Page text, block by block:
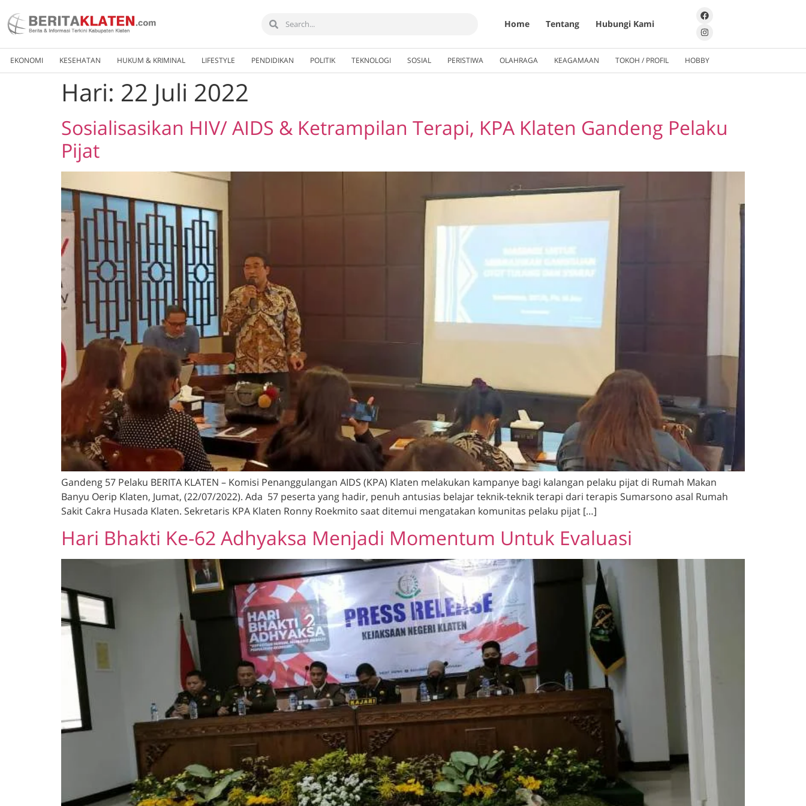
Home Tentang Hubungi Kami
EKONOMI KESEHATAN HUKUM & KRIMINAL LIFESTYLE PENDIDIKAN POLITIK TEKNOLOGI SOSIAL PERISTIWA OLAHRAGA KEAGAMAAN TOKOH / PROFIL HOBBY
Hari: 22 Juli 2022
Sosialisasikan HIV/ AIDS & Ketrampilan Terapi, KPA Klaten Gandeng Pelaku
Pijat
Gandeng 57 Pelaku BERITA KLATEN – Komisi Penanggulangan AIDS (KPA) Klaten melakukan kampanye bagi kalangan pelaku pijat di Rumah Makan
Banyu Oerip Klaten, Jumat, (22/07/2022). Ada 57 peserta yang hadir, penuh antusias belajar teknik-teknik terapi dari terapis Sumarsono asal Rumah
Sakit Cakra Husada Klaten. Sekretaris KPA Klaten Ronny Roekmito saat ditemui mengatakan komunitas pelaku pijat […]
Hari Bhakti Ke-62 Adhyaksa Menjadi Momentum Untuk Evaluasi